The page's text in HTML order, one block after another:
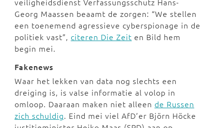
Georg Maassen beaamt de zorgen: “We stellen
een toenemend agressieve cyberspionage in de
politiek vast”, citeren Die Zeit en Bild hem
begin mei.
Fakenews
Waar het lekken van data nog slechts een
dreiging is, is valse informatie al volop in
omloop. Daaraan maken niet alleen de Russen
zich schuldig. Eind mei viel AfD’er Björn Höcke